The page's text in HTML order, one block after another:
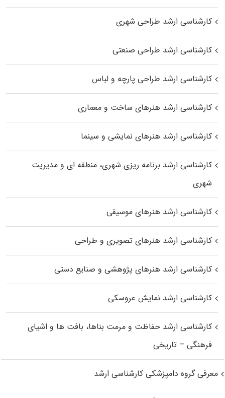
کارشناسی ارشد طراحی شهری
کارشناسی ارشد طراحی صنعتی
کارشناسی ارشد طراحی پارچه و لباس
کارشناسی ارشد هنرهای ساخت و معماری
کارشناسی ارشد هنرهای نمایشی و سینما
کارشناسی ارشد برنامه ریزی شهری، منطقه‌ ای و مدیریت
شهری
کارشناسی ارشد هنرهای موسیقی
کارشناسی ارشد هنرهای تصویری و طراحی
کارشناسی ارشد هنرهای پژوهشی و صنایع دستی
کارشناسی ارشد نمایش عروسکی
کارشناسی ارشد حفاظت و مرمت بناها، بافت‌ ها و اشیای
فرهنگی – تاریخی
معرفی گروه دامپزشکی کارشناسی ارشد